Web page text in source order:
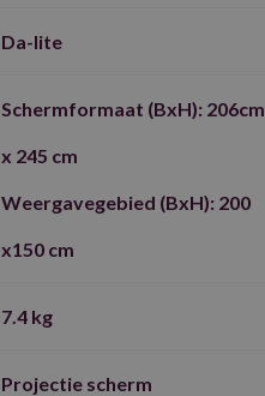
Da-lite
Schermformaat (BxH): 206cm
x 245 cm
Weergavegebied (BxH): 200
x150 cm
7.4 kg
Projectie scherm